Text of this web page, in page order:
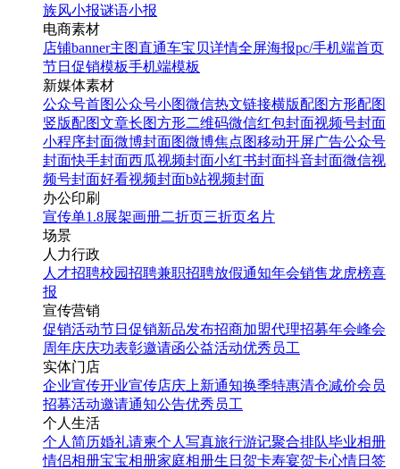
族风小报谜语小报
电商素材
店铺banner主图直通车宝贝详情全屏海报pc/手机端首页
节日促销模板手机端模板
新媒体素材
公众号首图公众号小图微信热文链接横版配图方形配图
竖版配图文章长图方形二维码微信红包封面视频号封面
小程序封面微博封面图微博焦点图移动开屏广告公众号
封面快手封面西瓜视频封面小红书封面抖音封面微信视
频号封面好看视频封面b站视频封面
办公印刷
宣传单1.8展架画册二折页三折页名片
场景
人力行政
人才招聘校园招聘兼职招聘放假通知年会销售龙虎榜喜
报
宣传营销
促销活动节日促销新品发布招商加盟代理招募年会峰会
周年庆庆功表彰邀请函公益活动优秀员工
实体门店
企业宣传开业宣传店庆 上新通知换季特惠清仓减价会员
招募活动邀请通知公告优秀员工
个人生活
个人简历婚礼请柬个人写真旅行游记聚合排队毕业相册
情侣相册宝宝相册家庭相册生日贺卡寿宴贺卡心情日签